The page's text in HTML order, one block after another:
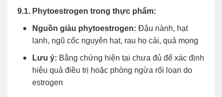
9.1. Phytoestrogen trong thực phẩm:
Nguồn giàu phytoestrogen: Đậu nành, hạt
lanh, ngũ cốc nguyên hạt, rau họ cải, quả mọng
Lưu ý: Bằng chứng hiện tại chưa đủ để xác định
hiệu quả điều trị hoặc phòng ngừa rối loạn do
estrogen